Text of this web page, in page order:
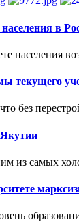
в
населения
текущего
без
из самых